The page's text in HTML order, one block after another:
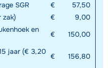
SGR €
57,50
zak) €
9,00
en
€ 150,00
jaar (€ 3,20
€ 156,80